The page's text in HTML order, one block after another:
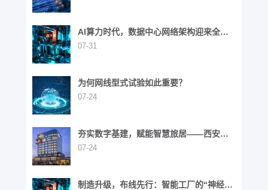
AI算力时代，数据中心网络架构迎来全面
演进
07-31
为何网线型式试验如此重要？
07-24
夯实数字基建，赋能智慧旅居——西安高
新区英迪格酒店
07-24
制造升级，布线先行：智能工厂的“神经网